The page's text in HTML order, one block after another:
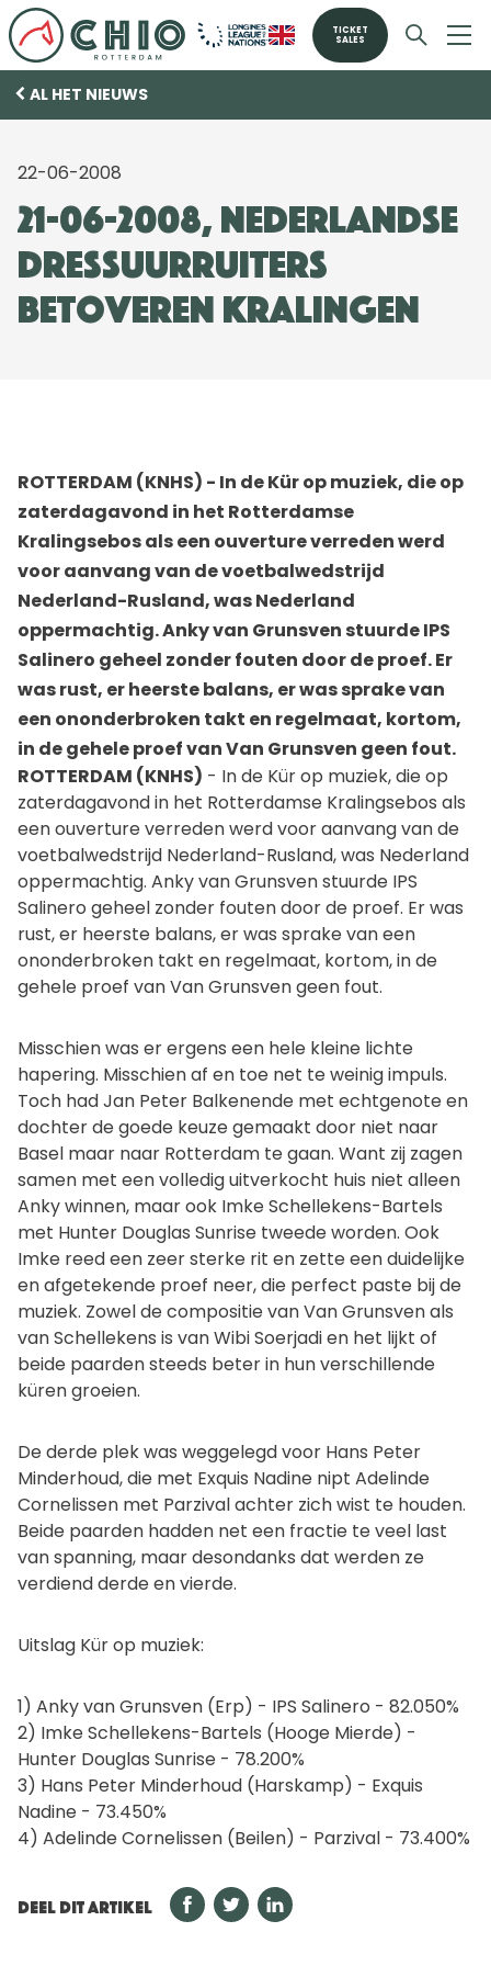
TICKET
SALES
AL HET NIEUWS
22-06-2008
21-06-2008, Nederlandse
dressuurruiters
betoveren Kralingen
ROTTERDAM (KNHS) - In de Kür op muziek, die op
zaterdagavond in het Rotterdamse
Kralingsebos als een ouverture verreden werd
voor aanvang van de voetbalwedstrijd
Nederland-Rusland, was Nederland
oppermachtig. Anky van Grunsven stuurde IPS
Salinero geheel zonder fouten door de proef. Er
was rust, er heerste balans, er was sprake van
een ononderbroken takt en regelmaat, kortom,
in de gehele proef van Van Grunsven geen fout.
ROTTERDAM (KNHS) - In de Kür op muziek, die op
zaterdagavond in het Rotterdamse Kralingsebos als
een ouverture verreden werd voor aanvang van de
voetbalwedstrijd Nederland-Rusland, was Nederland
oppermachtig. Anky van Grunsven stuurde IPS
Salinero geheel zonder fouten door de proef. Er was
rust, er heerste balans, er was sprake van een
ononderbroken takt en regelmaat, kortom, in de
gehele proef van Van Grunsven geen fout.
Misschien was er ergens een hele kleine lichte
hapering. Misschien af en toe net te weinig impuls.
Toch had Jan Peter Balkenende met echtgenote en
dochter de goede keuze gemaakt door niet naar
Basel maar naar Rotterdam te gaan. Want zij zagen
samen met een volledig uitverkocht huis niet alleen
Anky winnen, maar ook Imke Schellekens-Bartels
met Hunter Douglas Sunrise tweede worden. Ook
Imke reed een zeer sterke rit en zette een duidelijke
en afgetekende proef neer, die perfect paste bij de
muziek. Zowel de compositie van Van Grunsven als
van Schellekens is van Wibi Soerjadi en het lijkt of
beide paarden steeds beter in hun verschillende
küren groeien.
De derde plek was weggelegd voor Hans Peter
Minderhoud, die met Exquis Nadine nipt Adelinde
Cornelissen met Parzival achter zich wist te houden.
Beide paarden hadden net een fractie te veel last
van spanning, maar desondanks dat werden ze
verdiend derde en vierde.
Uitslag Kür op muziek:
1) Anky van Grunsven (Erp) - IPS Salinero - 82.050%
2) Imke Schellekens-Bartels (Hooge Mierde) -
Hunter Douglas Sunrise - 78.200%
3) Hans Peter Minderhoud (Harskamp) - Exquis
Nadine - 73.450%
4) Adelinde Cornelissen (Beilen) - Parzival - 73.400%
DEEL DIT ARTIKEL